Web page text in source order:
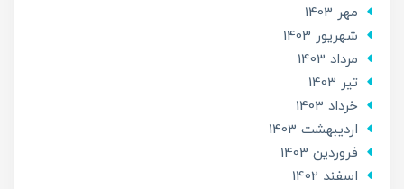
مهر 1403
شهریور 1403
مرداد 1403
تير 1403
خرداد 1403
ارديبهشت 1403
فروردین 1403
اسفند 1402